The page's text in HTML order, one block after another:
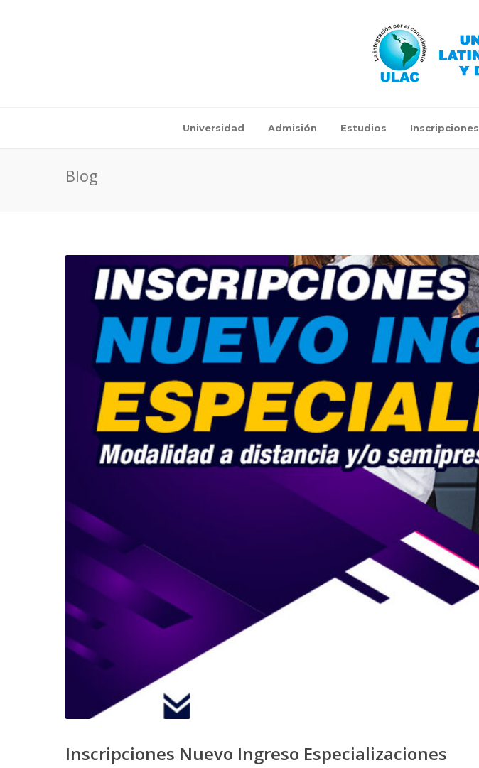
Universidad Admisión Estudios Inscripciones
Blog
Inscripciones Nuevo Ingreso Especializaciones